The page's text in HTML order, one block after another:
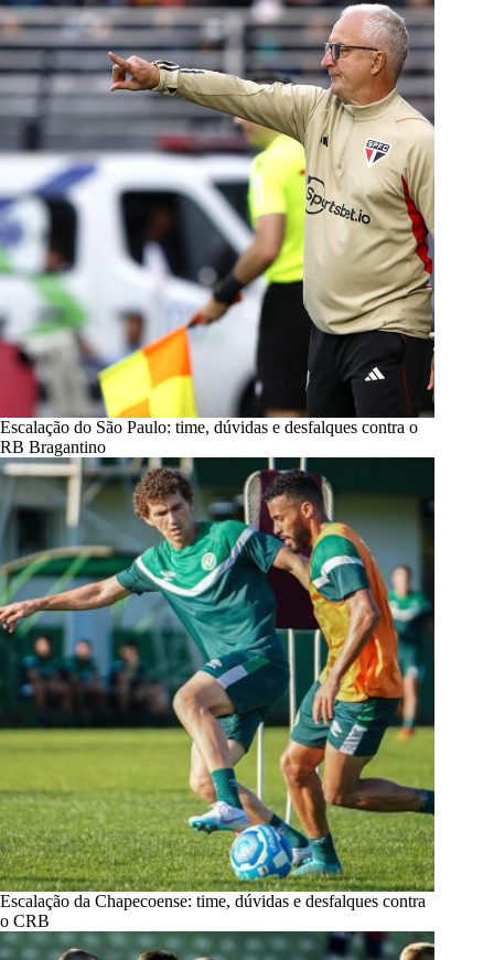
Escalação do São Paulo: time, dúvidas e desfalques contra o
RB Bragantino
Escalação da Chapecoense: time, dúvidas e desfalques contra
o CRB